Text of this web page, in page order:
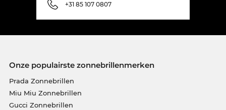
+31 85 107 0807
Onze populairste zonnebrillenmerken
Prada Zonnebrillen
Miu Miu Zonnebrillen
Gucci Zonnebrillen